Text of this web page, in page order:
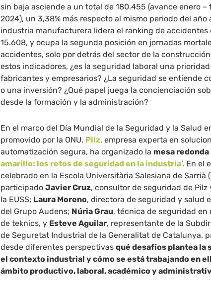
sin baja asciende a un total de 180.455 (avance enero –
2024), un 3,38% más respecto al mismo periodo del año
industria manufacturera lidera el ranking de accidentes
15.608, y ocupa la segunda posición en jornadas
accidentes, solo por detrás del sector de la construcción
estos indicadores, ¿es la seguridad laboral una
fabricantes y empresarios? ¿La seguridad se entiende
o una inversión? ¿Qué papel juega la concienciación
desde la formación y la administración?
En el marco del Día Mundial de la Seguridad y la Salud
promovido por la ONU, Pilz, empresa experta en
automatización segura, ha organizado la mesa redonda
amarillo: los retos de seguridad en la industria’. En el
celebrado en la Escola Universitària Salesiana de Sarrià
participadoJavier Cruz, consultor de seguridad de Pilz
la EUSS; Laura Moreno, directora de seguridad y salud
del Grupo Audens; Núria Grau, técnica de seguridad en
de teknics, y Esteve Aguilar, representante de la
de Seguretat Industrial de la Generalitat de Catalunya,
desde diferentes perspectivasqué desafíos plantea la
el contexto industrial y cómo se está trabajando en
ámbito productivo, laboral, académico y